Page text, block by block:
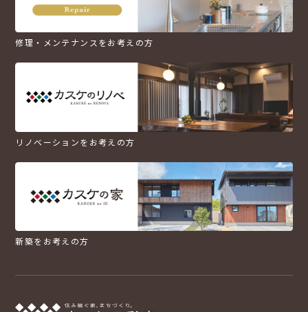
修理・メンテナンスをお考えの方
リノベーションをお考えの方
新築をお考えの方